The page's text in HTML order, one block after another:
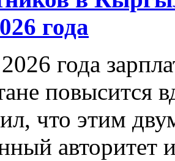
года
года
повысится
что этим